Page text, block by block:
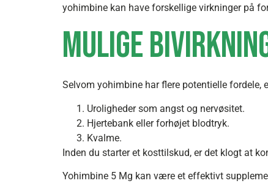
yohimbine kan have forskellige virkninger på
Mulige
Selvom yohimbine har flere potentielle
Uroligheder som angst og nervøsitet.
Hjertebank eller forhøjet blodtryk.
Kvalme.
Inden du starter et kosttilskud, er det klogt at
Yohimbine 5 Mg kan være et effektivt